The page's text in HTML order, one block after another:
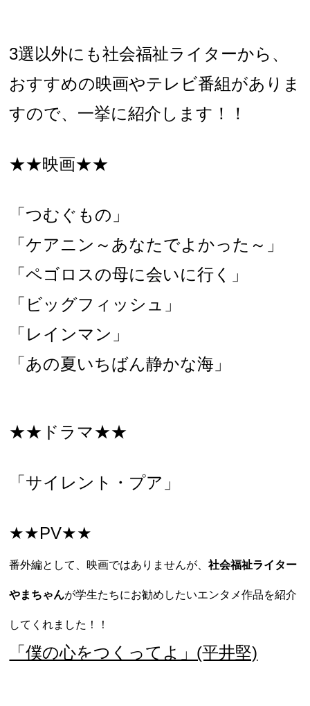
3選以外にも社会福祉ライターから、
おすすめの映画やテレビ番組がありま
すので、一挙に紹介します！！
★★映画★★
「つむぐもの」
「ケアニン～あなたでよかった～」
「ペゴロスの母に会いに行く」
「ビッグフィッシュ」
「レインマン」
「あの夏いちばん静かな海」
★★ドラマ★★
「サイレント・プア」
★★PV★★
番外編として、映画ではありませんが、社会福祉ライター
やまちゃんが学生たちにお勧めしたいエンタメ作品を紹介
してくれました！！
「僕の心をつくってよ」(平井堅)